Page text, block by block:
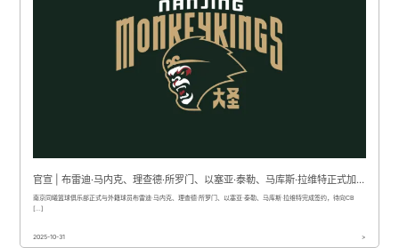
官宣 | 布雷迪·马内克、理查德·所罗门、以塞亚·泰勒、马库斯·拉维特正式加盟南京头排苏酒队
南京同曦篮球俱乐部正式与外籍球员布雷迪·马内克、理查德·所罗门、以塞亚·泰勒、马库斯·拉维特完成签约，待向CB
[…]
2025-10-31 >